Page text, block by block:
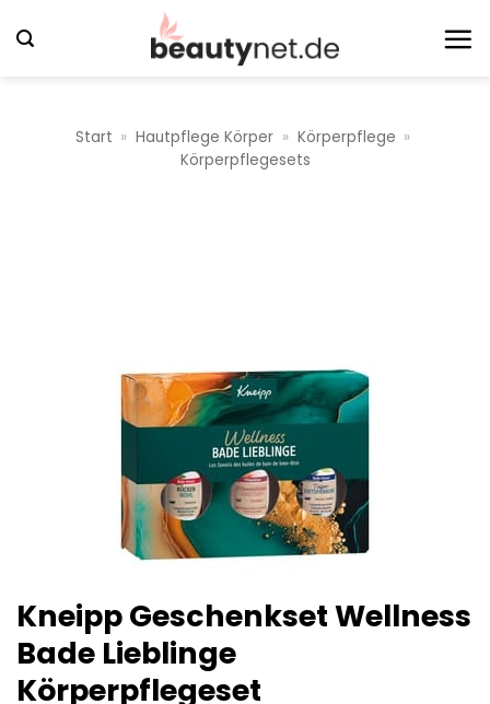
Inhalt
Start » Hautpflege Körper » Körperpflege »
Körperpflegesets
Kneipp Geschenkset Wellness
Bade Lieblinge
Körperpflegeset